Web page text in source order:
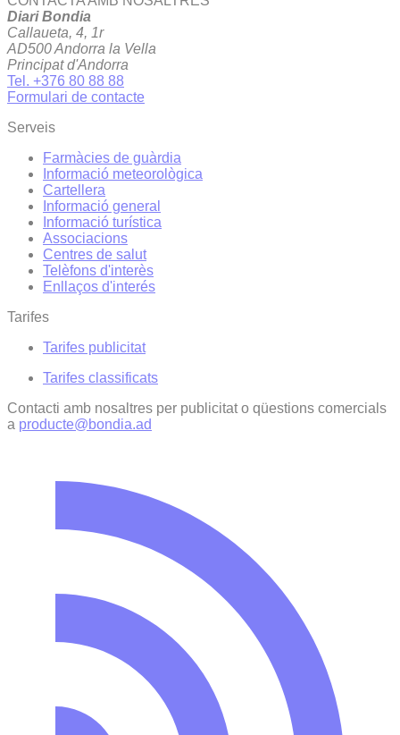
Diari Bondia
Callaueta, 4, 1r
AD500 Andorra la Vella
Principat d'Andorra
Tel. +376 80 88 88
Formulari de contacte
Serveis
Farmàcies de guàrdia
Informació meteorològica
Cartellera
Informació general
Informació turística
Associacions
Centres de salut
Telèfons d'interès
Enllaços d'interés
Tarifes
Tarifes publicitat
Tarifes classificats
Contacti amb nosaltres per publicitat o qüestions comercials
a producte@bondia.ad